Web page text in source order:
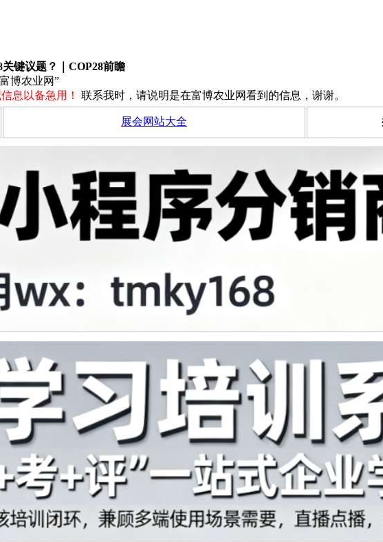
键议题？｜COP28前瞻
博农业网”
息以备急用！
联系我时，请说明是在富博农业网看到的信息，谢谢。
展会网站大全